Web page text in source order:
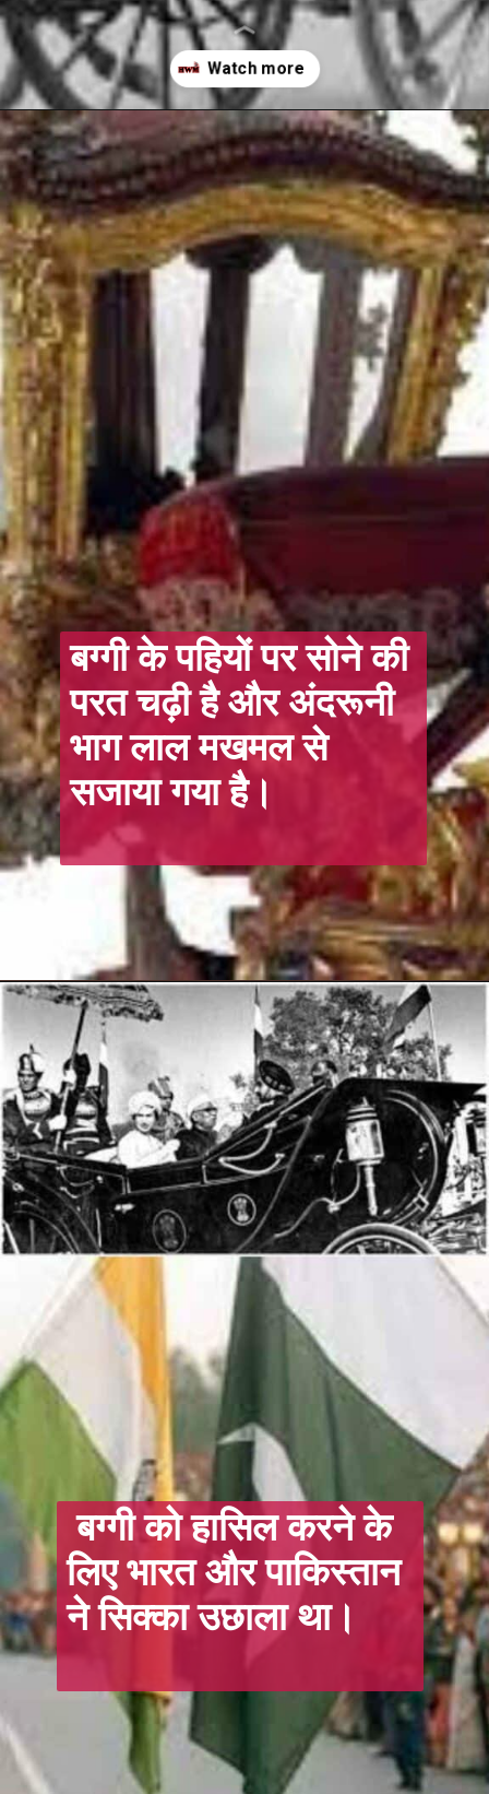
Openinghttps://hindi.winimedia.com/web-story/
बग्गी के पहियों पर सोने की
परत चढ़ी है और अंदरूनी
भाग लाल मखमल से
सजाया गया है।
Openinghttps://hindi.winimedia.com/web-story/
बग्गी को हासिल करने के
लिए भारत और पाकिस्तान
ने सिक्का उछाला था।